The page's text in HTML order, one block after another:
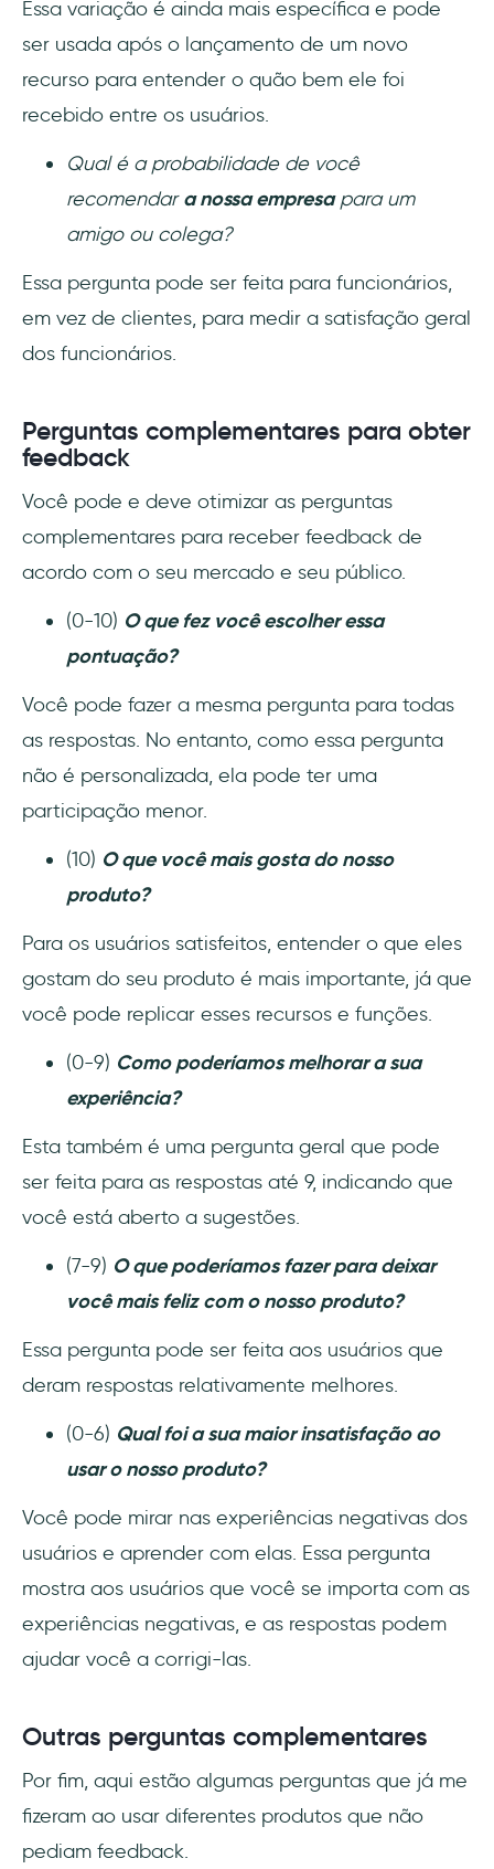
Essa variação é ainda mais específica e pode
ser usada após o lançamento de um novo
recurso para entender o quão bem ele foi
recebido entre os usuários.
Qual é a probabilidade de você
recomendara nossa empresapara um
amigo ou colega?
Essa pergunta pode ser feita para funcionários,
em vez de clientes, para medir a satisfação geral
dos funcionários.
Perguntas complementares para obter
feedback
Você pode e deve otimizar as perguntas
complementares para receber feedback de
acordo com o seu mercado e seu público.
(0-10) O que fez você escolher essa
pontuação?
Você pode fazer a mesma pergunta para todas
as respostas. No entanto, como essa pergunta
não é personalizada, ela pode ter uma
participação menor.
(10) O que você mais gosta do nosso
produto?
Para os usuários satisfeitos, entender o que eles
gostam do seu produto é mais importante, já que
você pode replicar esses recursos e funções.
(0-9) Como poderíamos melhorar a sua
experiência?
Esta também é uma pergunta geral que pode
ser feita para as respostas até 9, indicando que
você está aberto a sugestões.
(7-9) O que poderíamos fazer para deixar
você mais feliz com o nosso produto?
Essa pergunta pode ser feita aos usuários que
deram respostas relativamente melhores.
(0-6) Qual foi a sua maior insatisfação ao
usar o nosso produto?
Você pode mirar nas experiências negativas dos
usuários e aprender com elas. Essa pergunta
mostra aos usuários que você se importa com as
experiências negativas, e as respostas podem
ajudar você a corrigi-las.
Outras perguntas complementares
Por fim, aqui estão algumas perguntas que já me
fizeram ao usar diferentes produtos que não
pediam feedback.